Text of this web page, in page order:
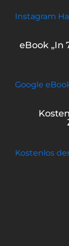
Instagram
eBook „In
Google
Kostenlos